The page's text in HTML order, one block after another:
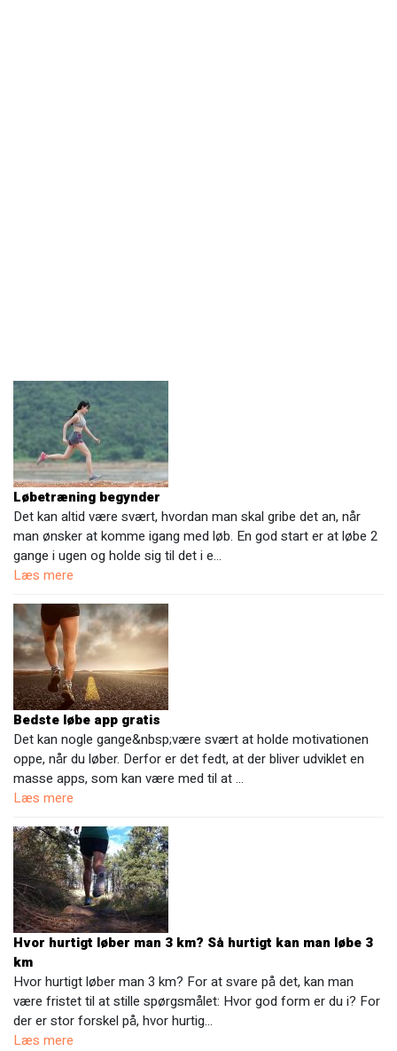
Løbetræning begynder
Det kan altid være svært, hvordan man skal gribe det an, når
man ønsker at komme igang med løb. En god start er at løbe 2
gange i ugen og holde sig til det i e…
Læs mere
Bedste løbe app gratis
Det kan nogle gange&nbsp;være svært at holde motivationen
oppe, når du løber. Derfor er det fedt, at der bliver udviklet en
masse apps, som kan være med til at …
Læs mere
Hvor hurtigt løber man 3 km? Så hurtigt kan man løbe 3
km
Hvor hurtigt løber man 3 km? For at svare på det, kan man
være fristet til at stille spørgsmålet: Hvor god form er du i? For
der er stor forskel på, hvor hurtig…
Læs mere